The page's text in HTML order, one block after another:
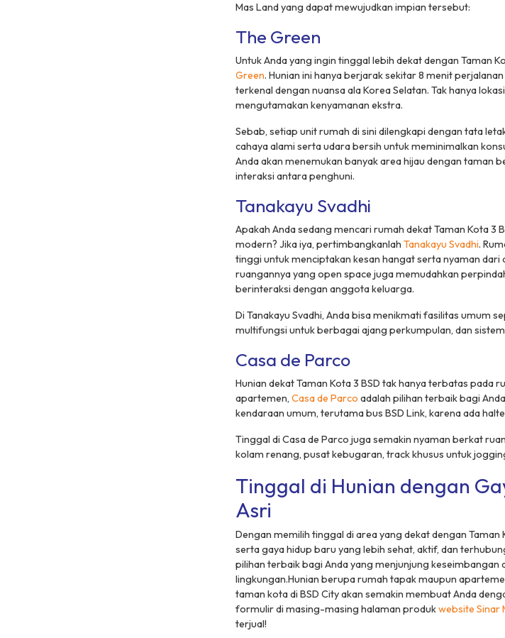
Mas Land yang dapat mewujudkan impian tersebut:
The Green
Untuk Anda yang ingin tinggal lebih dekat dengan Taman
Green. Hunian ini hanya berjarak sekitar 8 menit
terkenal dengan nuansa ala Korea Selatan. Tak hanya
mengutamakan kenyamanan ekstra.
Sebab, setiap unit rumah di sini dilengkapi dengan tata
cahaya alami serta udara bersih untuk meminimalkan
Anda akan menemukan banyak area hijau dengan taman
interaksi antara penghuni.
Tanakayu Svadhi
Apakah Anda sedang mencari rumah dekat Taman Kota 3
modern? Jika iya, pertimbangkanlah Tanakayu Svadhi.
tinggi untuk menciptakan kesan hangat serta nyaman
ruangannya yang open space juga memudahkan
berinteraksi dengan anggota keluarga.
Di Tanakayu Svadhi, Anda bisa menikmati fasilitas umum
multifungsi untuk berbagai ajang perkumpulan, dan
Casa de Parco
Hunian dekat Taman Kota 3 BSD tak hanya terbatas pada
apartemen, Casa de Parco adalah pilihan terbaik bagi
kendaraan umum, terutama bus BSD Link, karena ada
Tinggal di Casa de Parco juga semakin nyaman berkat
kolam renang, pusat kebugaran, trackkhusus untuk
Tinggal di Hunian dengan
Asri
Dengan memilih tinggal di area yang dekat dengan Taman
serta gaya hidup baru yang lebih sehat, aktif, dan
pilihan terbaik bagi Anda yang menjunjung
lingkungan.Hunian berupa rumah tapak maupun
taman kota di BSD City akan semakin membuat Anda
formulir di masing-masing halaman produkwebsite Sinar
terjual!